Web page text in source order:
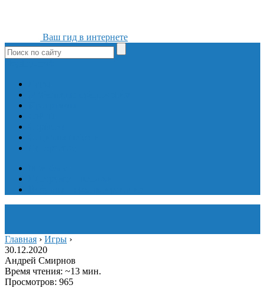
Ваш гид в интернете
Главная › Игры ›
30.12.2020
Андрей Смирнов
Время чтения: ~13 мин.
Просмотров: 965